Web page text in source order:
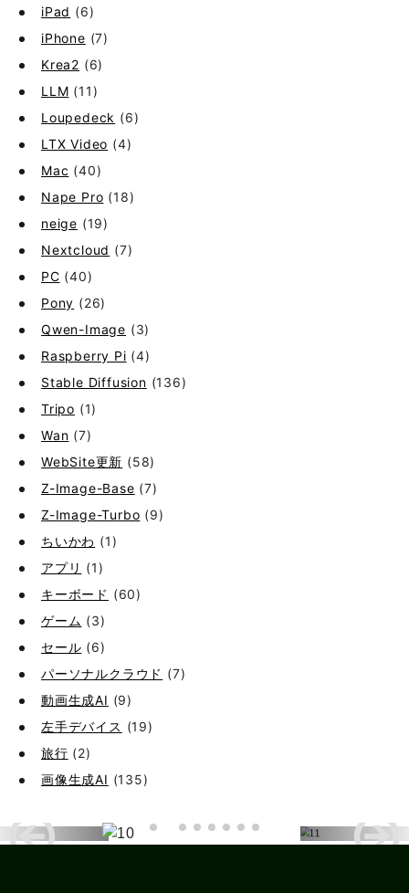
iPad (6)
iPhone (7)
Krea2 (6)
LLM (11)
Loupedeck (6)
LTX Video (4)
Mac (40)
Nape Pro (18)
neige (19)
Nextcloud (7)
PC (40)
Pony (26)
Qwen-Image (3)
Raspberry Pi (4)
Stable Diffusion (136)
Tripo (1)
Wan (7)
WebSite更新 (58)
Z-Image-Base (7)
Z-Image-Turbo (9)
ちいかわ (1)
アプリ (1)
キーボード (60)
ゲーム (3)
セール (6)
パーソナルクラウド (7)
動画生成AI (9)
左手デバイス (19)
旅行 (2)
画像生成AI (135)